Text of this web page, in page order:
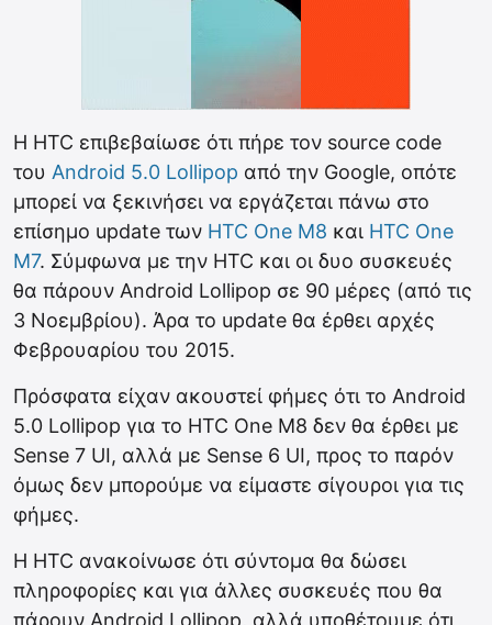
Η HTC επιβεβαίωσε ότι πήρε τον source code
του Android 5.0 Lollipop από την Google, οπότε
μπορεί να ξεκινήσει να εργάζεται πάνω στο
επίσημο update των HTC One M8 και HTC One
M7. Σύμφωνα με την HTC και οι δυο συσκευές
θα πάρουν Android Lollipop σε 90 μέρες (από τις
3 Νοεμβρίου). Άρα το update θα έρθει αρχές
Φεβρουαρίου του 2015.
Πρόσφατα είχαν ακουστεί φήμες ότι το Android
5.0 Lollipop για το HTC One M8 δεν θα έρθει με
Sense 7 UI, αλλά με Sense 6 UI, προς το παρόν
όμως δεν μπορούμε να είμαστε σίγουροι για τις
φήμες.
Η HTC ανακοίνωσε ότι σύντομα θα δώσει
πληροφορίες και για άλλες συσκευές που θα
πάρουν Android Lollipop, αλλά υποθέτουμε ότι